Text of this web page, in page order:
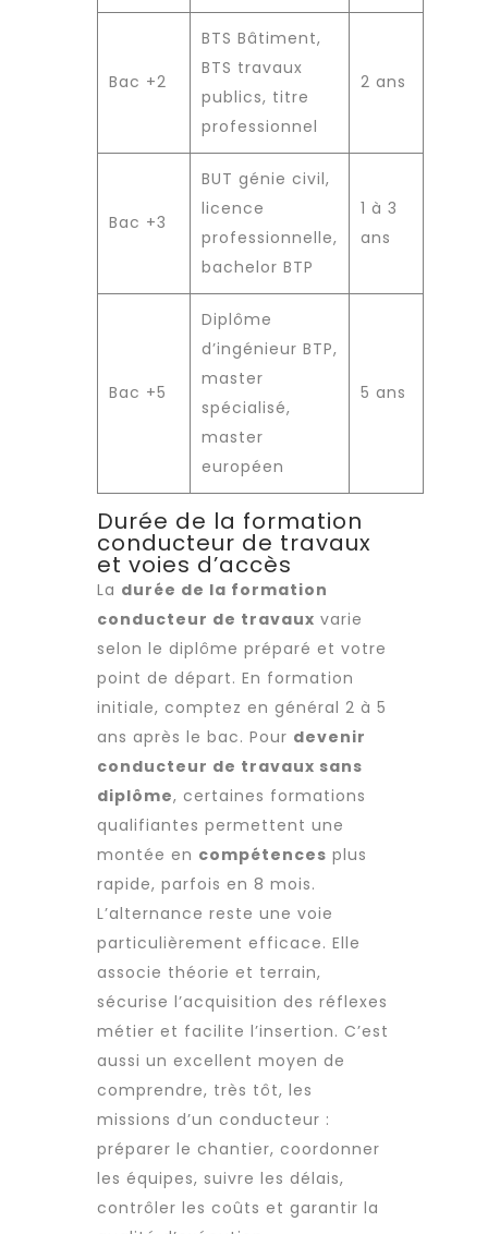
Bac +2
BTS Bâtiment,
BTS travaux
publics, titre
professionnel
2 ans
Bac +3
BUT génie civil,
licence
professionnelle,
bachelor BTP
1 à 3
ans
Bac +5
Diplôme
d’ingénieur BTP,
master
spécialisé,
master
européen
5 ans
Durée de la formation
conducteur de travaux
et voies d’accès
La durée de la formation
conducteur de travaux varie
selon le diplôme préparé et votre
point de départ. En formation
initiale, comptez en général 2 à 5
ans après le bac. Pour devenir
conducteur de travaux sans
diplôme, certaines formations
qualifiantes permettent une
montée en compétences plus
rapide, parfois en 8 mois.
L’alternance reste une voie
particulièrement efficace. Elle
associe théorie et terrain,
sécurise l’acquisition des réflexes
métier et facilite l’insertion. C’est
aussi un excellent moyen de
comprendre, très tôt, les
missions d’un conducteur :
préparer le chantier, coordonner
les équipes, suivre les délais,
contrôler les coûts et garantir la